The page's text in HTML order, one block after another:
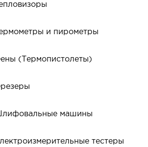
и пирометры
(Термопистолеты)
машины
тестеры